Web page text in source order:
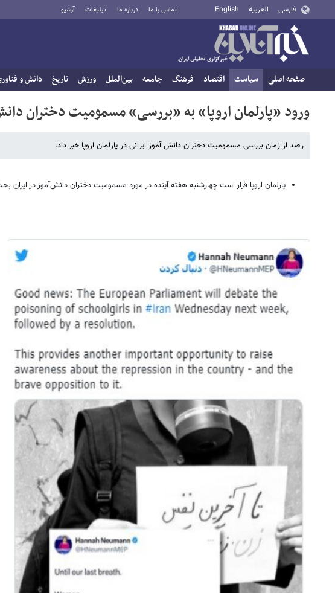
فارسی العربية English تماس با ما درباره ما تبلیغات آرشیو
صفحه اصلی سیاست اقتصاد فرهنگ جامعه بین‌الملل ورزش تاریخ دانش و
ورود «پارلمان اروپا» به «بررسی» مسمومیت دختران
رصد از زمان بررسی مسمومیت دختران دانش آموز ایرانی در پارلمان اروپا خبر داد.
پارلمان اروپا قرار است چهارشنبه هفته آینده در مورد مسمومیت دختران دانش‌آموز در ایران